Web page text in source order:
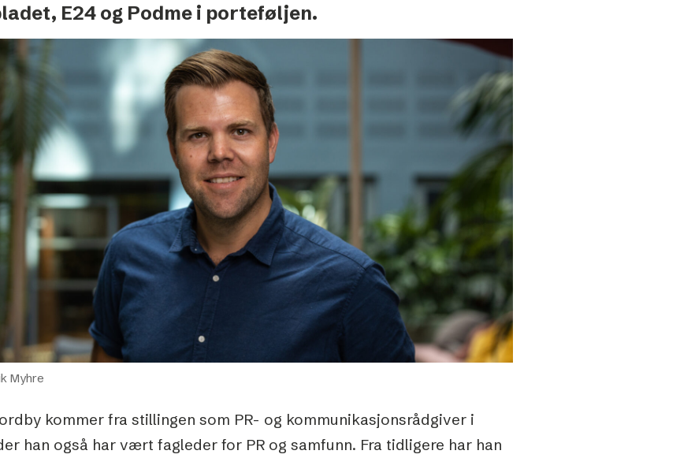
Podme
E24 og Podme i porteføljen.
Myhre
kommer fra stillingen som PR- og kommunikasjonsrådgiver i
han også har vært fagleder for PR og samfunn. Fra tidligere har han